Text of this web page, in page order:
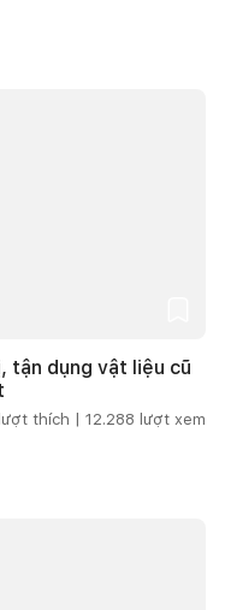
tận dụng vật liệu cũ
lượt thích | 12.288 lượt xem